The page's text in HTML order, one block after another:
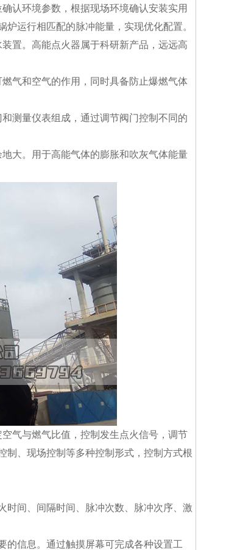
认环境参数，根据现场环境确认安装实用
运行相匹配的脉冲能量，实现优化配置。
置。高能点火器属于科研新产品，远远高
气和空气的作用，同时具备防止爆燃气体
测量仪表组成，通过调节阀门控制不同的
大。用于高能气体的膨胀和吹灰气体能量
气与燃气比值，控制发生点火信号，调节
制、现场控制等多种控制形式，控制方式根
间、间隔时间、脉冲次数、脉冲次序、激
信息。通过触摸屏幕可完成各种设置工